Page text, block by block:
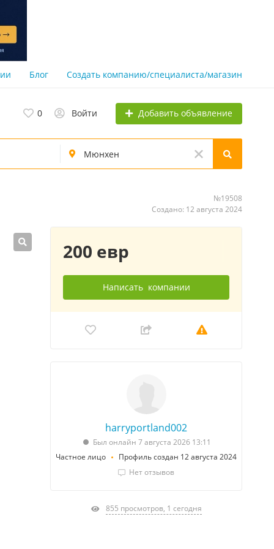
Блог Создать компанию/специалиста/магазин
0 Войти Добавить объявление
№19508
Создано: 12 августа 2024
200 евр
Написать компании
harryportland002
Был онлайн 7 августа 2026 13:11
Частное лицо
Профиль создан 12 августа 2024
Нет отзывов
855 просмотров, 1 сегодня